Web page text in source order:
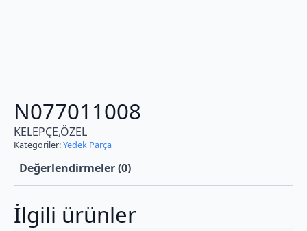
N077011008
KELEPÇE,ÖZEL
Kategoriler:Yedek Parça
Değerlendirmeler (0)
İlgili ürünler